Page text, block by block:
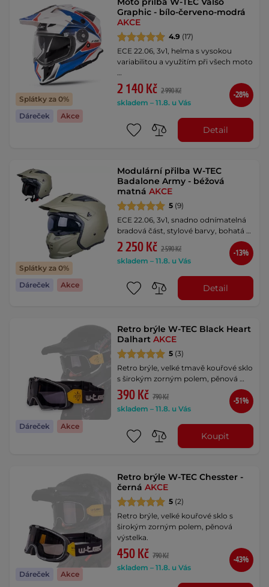
Splátky za 0%
Dáreček
Akce
Graphic - bílo-červeno-modrá
AKCE
4.9 (17)
ECE 22.06, 3v1, helma s vysokou
variabilitou a využitím při všech moto
…
2 140 Kč 2 990 Kč
skladem – 11.8. u Vás
-28%
Detail
Splátky za 0%
Dáreček
Akce
Modulární přilba W-TEC
Badalone Army - béžová
matnáAKCE
5 (9)
ECE 22.06, 3v1, snadno odnímatelná
bradová část, stylové barvy, bohatá …
2 250 Kč 2 590 Kč
skladem – 11.8. u Vás
-13%
Detail
Dáreček Akce
Retro brýle W-TEC Black Heart
DalhartAKCE
5 (3)
Retro brýle, velké tmavě kouřové sklo
s širokým zorným polem, pěnová …
390 Kč 790 Kč
skladem – 11.8. u Vás
-51%
Koupit
Dáreček Akce
Retro brýle W-TEC Chesster -
černáAKCE
5 (2)
Retro brýle, velké kouřové sklo s
širokým zorným polem, pěnová
výstelka.
450 Kč 790 Kč
skladem – 11.8. u Vás
-43%